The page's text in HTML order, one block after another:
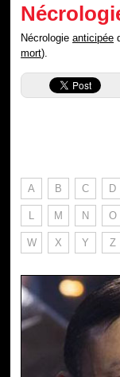
Nécrologieanticipée
mort).
A B C D
L M N O
W X Y Z